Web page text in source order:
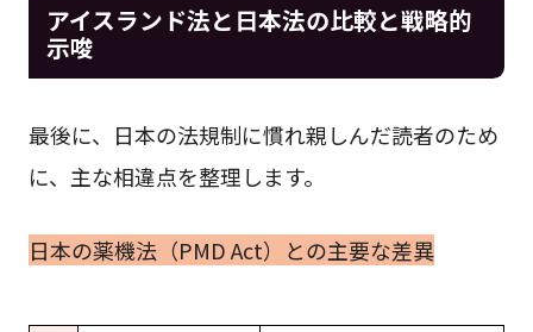
アイスランド法と日本法の比較と戦略的
示唆
最後に、日本の法規制に慣れ親しんだ読者のため
に、主な相違点を整理します。
日本の薬機法（PMD Act）との主要な差異